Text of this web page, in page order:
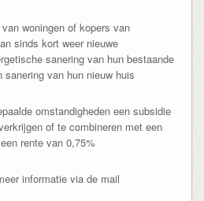
woningen of kopers van
sinds kort weer nieuwe
sanering van hun bestaande
van hun nieuw huis
omstandigheden een subsidie
of te combineren met een
rente van 0,75%
informatie via de mail